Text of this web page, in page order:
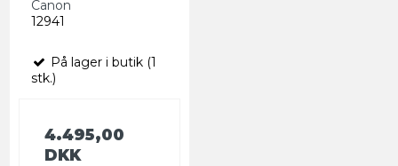
Canon
12941
På lager i butik (1
stk.)
4.495,00
DKK